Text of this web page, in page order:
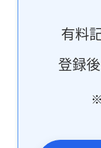
有料
登録